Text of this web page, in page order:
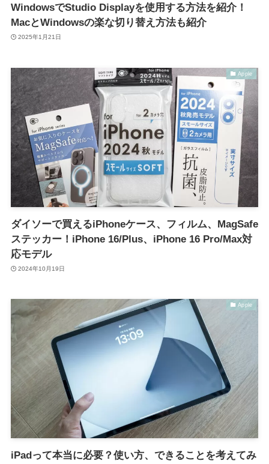
WindowsでStudio Displayを使用する方法を紹介！
MacとWindowsの楽な切り替え方法も紹介
2025年1月21日
Apple
ダイソーで買えるiPhoneケース、フィルム、MagSafe
ステッカー！iPhone 16/Plus、iPhone 16 Pro/Max対
応モデル
2024年10月19日
Apple
iPadって本当に必要？使い方、できることを考えてみ